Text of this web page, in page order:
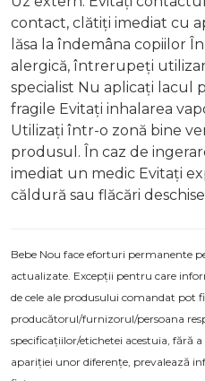
contact, clătiți imediat cu
lăsa la îndemâna copiilor
alergică, întrerupeți
specialist Nu aplicați lacul
fragile Evitați inhalarea
Utilizați într-o zonă bine
produsul. În caz de
imediat un medic Evitați
căldură sau flăcări
Bebe Nou face eforturi permanente
actualizate. Excepții pentru care
de cele ale produsului comandat pot
producătorul/furnizorul/persoana
specificațiilor/etichetei acestuia, fără
apariției unor diferențe, prevalează